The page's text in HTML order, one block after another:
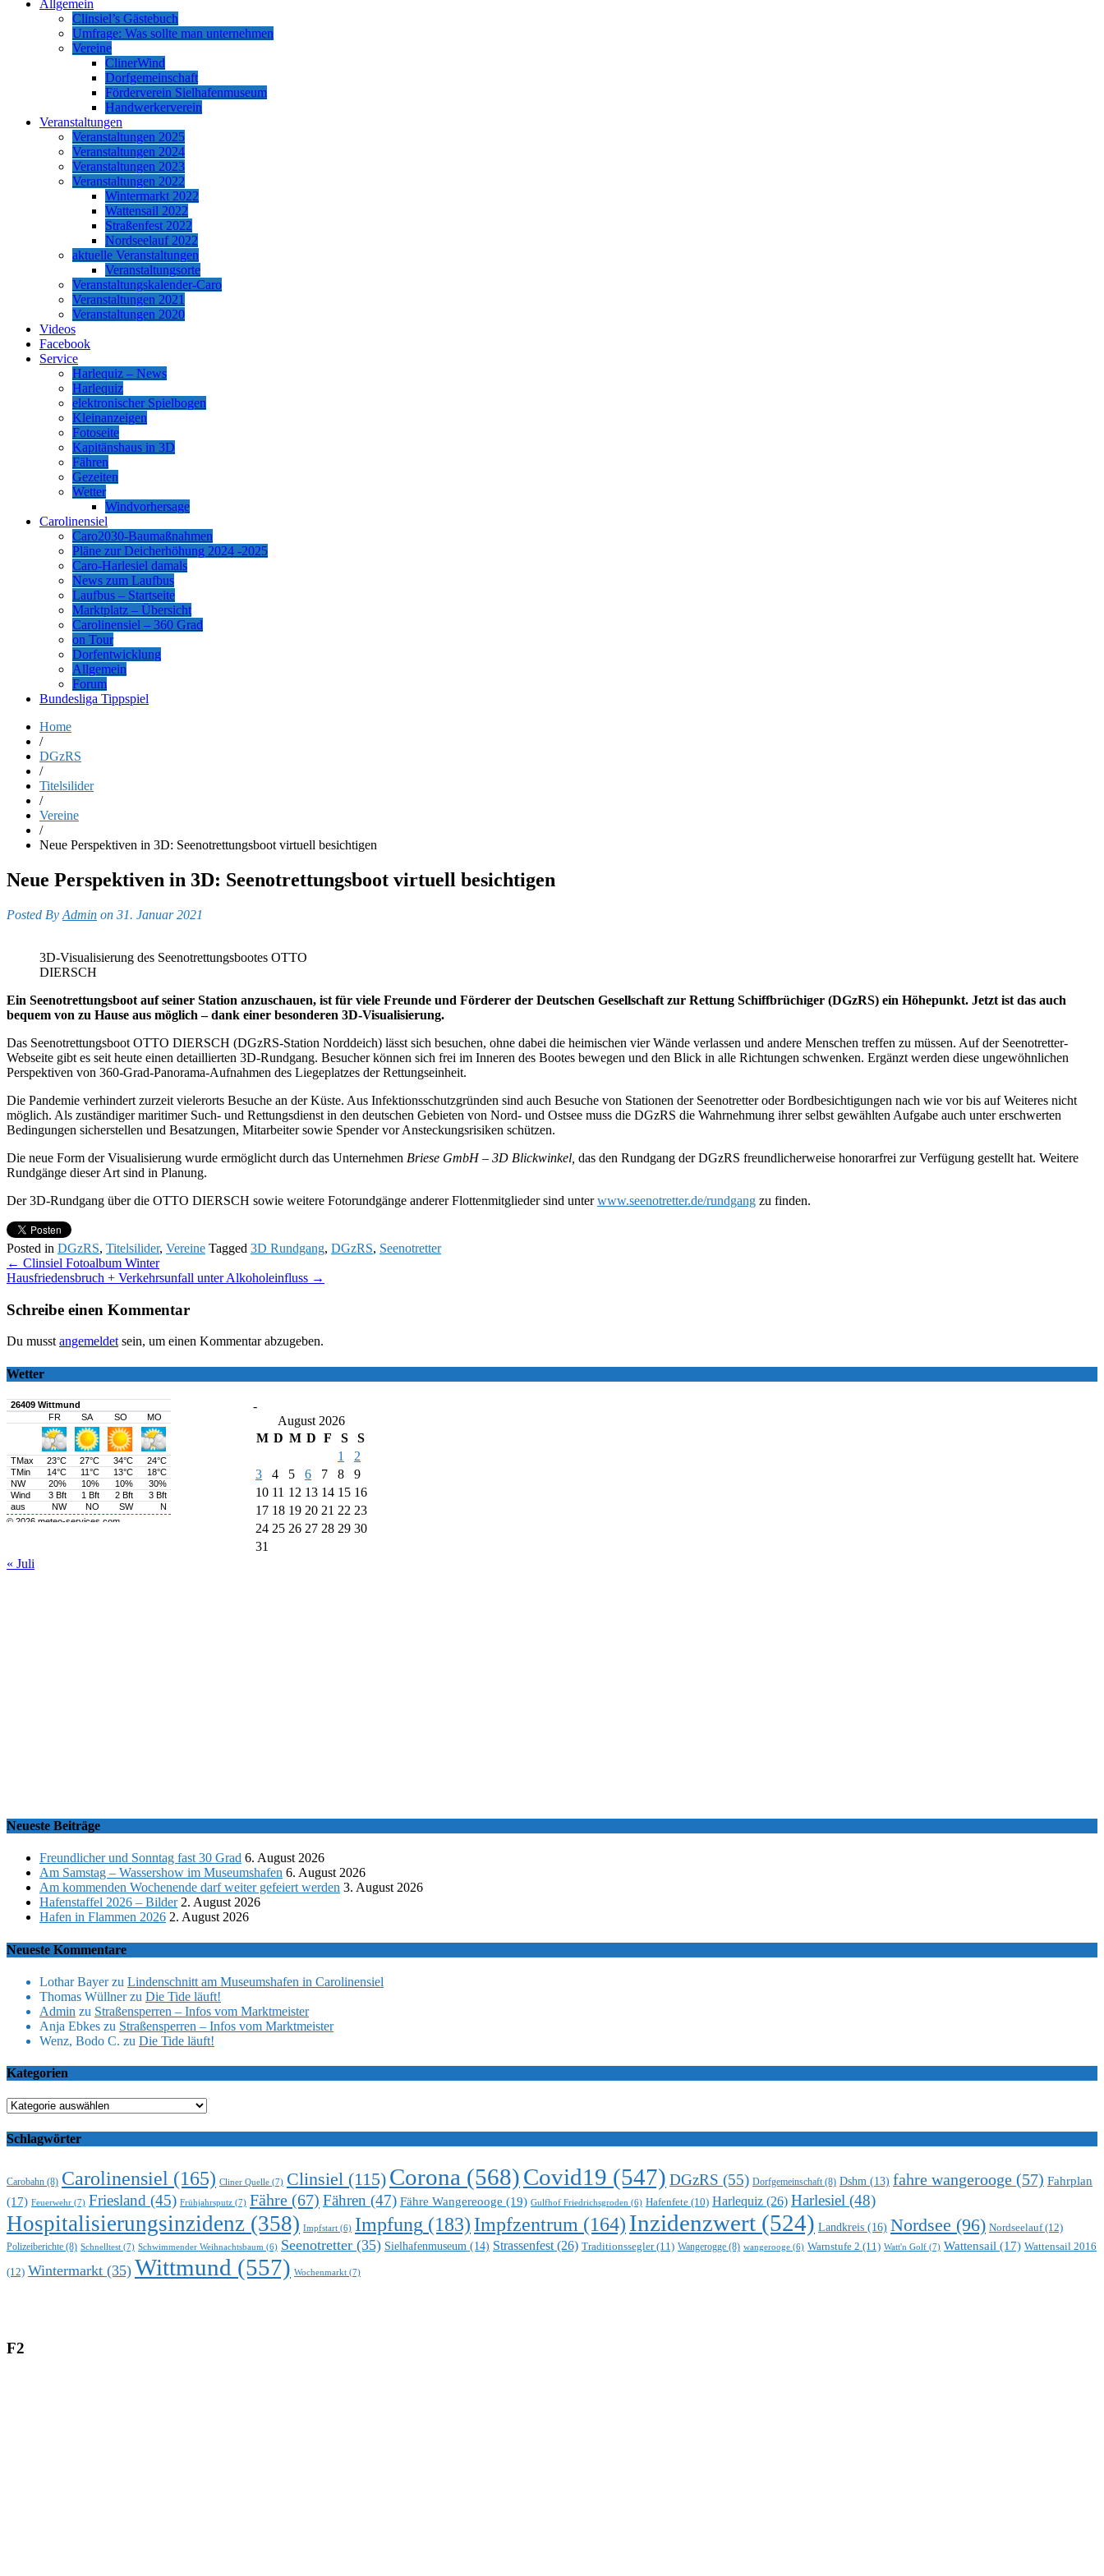
Allgemein
Clinsiel’s Gästebuch
Umfrage: Was sollte man unternehmen
Vereine
ClinerWind
Dorfgemeinschaft
Förderverein Sielhafenmuseum
Handwerkerverein
Veranstaltungen
Veranstaltungen 2025
Veranstaltungen 2024
Veranstaltungen 2023
Veranstaltungen 2022
Wintermarkt 2022
Wattensail 2022
Straßenfest 2022
Nordseelauf 2022
aktuelle Veranstaltungen
Veranstaltungsorte
Veranstaltungskalender-Caro
Veranstaltungen 2021
Veranstaltungen 2020
Videos
Facebook
Service
Harlequiz – News
Harlequiz
elektronischer Spielbogen
Kleinanzeigen
Fotoseite
Kapitänshaus in 3D
Fähren
Gezeiten
Wetter
Windvorhersage
Carolinensiel
Caro2030-Baumaßnahmen
Pläne zur Deicherhöhung 2024 -2025
Caro-Harlesiel damals
News zum Laufbus
Laufbus – Startseite
Marktplatz – Übersicht
Carolinensiel – 360 Grad
on Tour
Dorfentwicklung
Allgemein
Forum
Bundesliga Tippspiel
Home
/
DGzRS
/
Titelsilider
/
Vereine
/
Neue Perspektiven in 3D: Seenotrettungsboot virtuell besichtigen
Neue Perspektiven in 3D: Seenotrettungsboot virtuell besichtigen
Posted By Admin on 31. Januar 2021
3D-Visualisierung des Seenotrettungsbootes OTTO
DIERSCH
Ein Seenotrettungsboot auf seiner Station anzuschauen, ist für viele Freunde und Förderer der Deutschen Gesellschaft zur Rettung Schiffbrüchiger (DGzRS) ein Höhepunkt. Jetzt ist das auch
bequem von zu Hause aus möglich – dank einer besonderen 3D-Visualisierung.
Das Seenotrettungsboot OTTO DIERSCH (DGzRS-Station Norddeich) lässt sich besuchen, ohne dabei die heimischen vier Wände verlassen und andere Menschen treffen zu müssen. Auf der Seenotretter-
Webseite gibt es seit heute einen detaillierten 3D-Rundgang. Besucher können sich frei im Inneren des Bootes bewegen und den Blick in alle Richtungen schwenken. Ergänzt werden diese ungewöhnlichen
Perspektiven von 360-Grad-Panorama-Aufnahmen des Liegeplatzes der Rettungseinheit.
Die Pandemie verhindert zurzeit vielerorts Besuche an der Küste. Aus Infektionsschutzgründen sind auch Besuche von Stationen der Seenotretter oder Bordbesichtigungen nach wie vor bis auf Weiteres nicht
möglich. Als zuständiger maritimer Such- und Rettungsdienst in den deutschen Gebieten von Nord- und Ostsee muss die DGzRS die Wahrnehmung ihrer selbst gewählten Aufgabe auch unter erschwerten
Bedingungen sicherstellen und Besatzungen, Mitarbeiter sowie Spender vor Ansteckungsrisiken schützen.
Die neue Form der Visualisierung wurde ermöglicht durch das Unternehmen Briese GmbH – 3D Blickwinkel, das den Rundgang der DGzRS freundlicherweise honorarfrei zur Verfügung gestellt hat. Weitere
Rundgänge dieser Art sind in Planung.
Der 3D-Rundgang über die OTTO DIERSCH sowie weitere Fotorundgänge anderer Flottenmitglieder sind unterwww.seenotretter.de/rundgang zu finden.
Posted in DGzRS, Titelsilider, Vereine Tagged 3D Rundgang, DGzRS, Seenotretter
Post
navigation
← Clinsiel Fotoalbum Winter
Hausfriedensbruch + Verkehrsunfall unter Alkoholeinfluss →
Schreibe einen Kommentar
Du musst angemeldet sein, um einen Kommentar abzugeben.
Wetter
-
August 2026
M D M D F S
S
1
2
3
4 5 6 7 8
9
10 11 12 13 14 15 16
17 18 19 20 21 22 23
24 25 26 27 28 29 30
31
« Juli
Neueste Beiträge
Freundlicher und Sonntag fast 30 Grad 6. August 2026
Am Samstag – Wassershow im Museumshafen 6. August 2026
Am kommenden Wochenende darf weiter gefeiert werden 3. August 2026
Hafenstaffel 2026 – Bilder 2. August 2026
Hafen in Flammen 2026 2. August 2026
Neueste Kommentare
Lothar Bayerzu Lindenschnitt am Museumshafen in Carolinensiel
Thomas Wüllnerzu Die Tide läuft!
Admin zu Straßensperren – Infos vom Marktmeister
Anja Ebkes zu Straßensperren – Infos vom Marktmeister
Wenz, Bodo C. zu Die Tide läuft!
Kategorien
Kategorien
Schlagwörter
Carobahn (8) Carolinensiel (165) Cliner Quelle (7) Clinsiel (115) Corona (568)Covid19 (547) DGzRS (55) Dorfgemeinschaft(8) Dshm (13) fahre wangerooge (57) Fahrplan
(17) Feuerwehr (7) Friesland (45) Frühjahrsputz (7) Fähre (67) Fähren (47) Fähre Wangereooge (19) Gulfhof Friedrichsgroden (6) Hafenfete (10) Harlequiz (26) Harlesiel (48)
Hospitalisierungsinzidenz (358) Impfstart (6) Impfung (183) Impfzentrum (164) Inzidenzwert (524) Landkreis (16) Nordsee (96) Nordseelauf(12)
Polizeiberichte (8) Schnelltest (7) Schwimmender Weihnachtsbaum (6) Seenotretter (35) Sielhafenmuseum (14) Strassenfest(26) Traditionssegler(11) Wangerogge (8) wangerooge (6) Warnstufe 2 (11) Watt'n Golf (7) Wattensail (17) Wattensail 2016
(12) Wintermarkt (35) Wittmund (557) Wochenmarkt (7)
F2